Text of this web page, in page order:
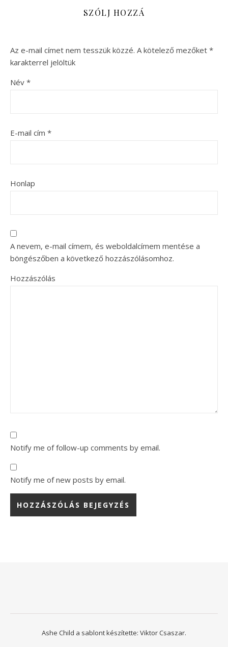
SZÓLJ HOZZÁ
Az e-mail címet nem tesszük közzé. A kötelező mezőket *
karakterrel jelöltük
Név *
E-mail cím *
Honlap
A nevem, e-mail címem, és weboldalcímem mentése a
böngészőben a következő hozzászólásomhoz.
Hozzászólás
Notify me of follow-up comments by email.
Notify me of new posts by email.
Ashe Child a sablont készítette: Viktor Csaszar.